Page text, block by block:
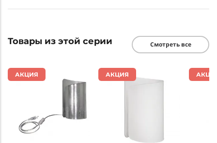
Товары из этой серии Смотреть все
АКЦИЯ АКЦИЯ